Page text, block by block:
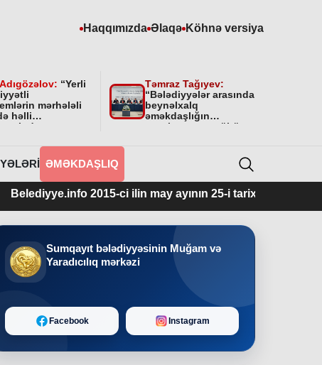
Haqqımızda Əlaqə Köhnə versiya
“Yerli
mərhələli
həlli
da davam
”
Təmraz Tağıyev:
“Bələdiyyələr arasında
beynəlxalq
əməkdaşlığın
qurulmasının mühüm
ƏMƏKDAŞLIQ
2015-ci ilin may ayının 25-i tarixindən fəaliyyətdədir.
Sumqayıt bələdiyyəsinin Muğam və
Yaradıcılıq mərkəzi
Facebook Instagram